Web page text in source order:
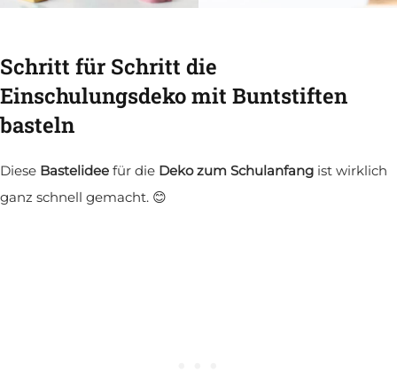
Schritt für Schritt die
Einschulungsdeko mit Buntstiften
basteln
Diese Bastelidee für die Deko zum Schulanfang ist wirklich
ganz schnell gemacht. 😊